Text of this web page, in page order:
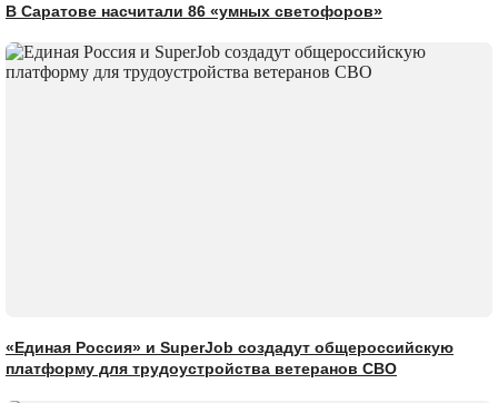
В Саратове насчитали 86 «умных светофоров»
«Единая Россия» и SuperJob создадут общероссийскую
платформу для трудоустройства ветеранов СВО